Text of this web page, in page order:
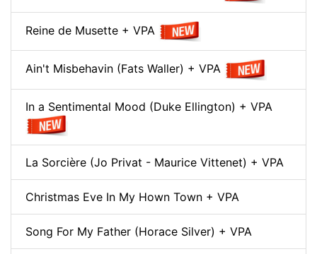
Reine de Musette + VPA
Ain't Misbehavin (Fats Waller) + VPA
In a Sentimental Mood (Duke Ellington) + VPA
La Sorcière (Jo Privat - Maurice Vittenet) + VPA
Christmas Eve In My Hown Town + VPA
Song For My Father (Horace Silver) + VPA